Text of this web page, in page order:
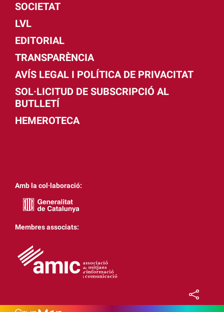
SOCIETAT
LVL
EDITORIAL
TRANSPARÈNCIA
AVÍS LEGAL I POLÍTICA DE PRIVACITAT
SOL·LICITUD DE SUBSCRIPCIÓ AL
BUTLLETÍ
HEMEROTECA
Amb la col·laboració:
Membres associats: